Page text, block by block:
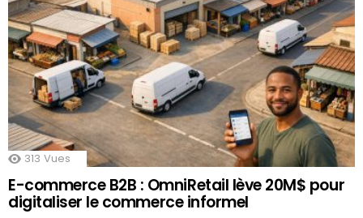
313 Vues
E-commerce B2B : OmniRetail lève 20M$ pour
digitaliser le commerce informel